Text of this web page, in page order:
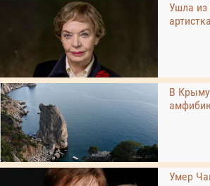
Ушла из
В
Умер